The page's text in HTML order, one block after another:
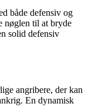
både defensiv og
nøglen til at bryde
solid defensiv
angribere, der kan
En dynamisk